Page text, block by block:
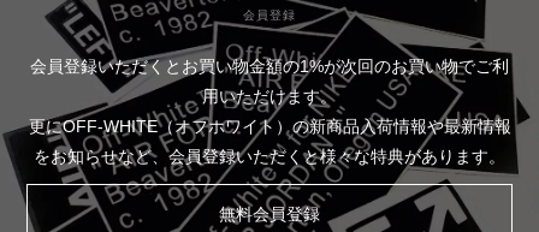
会員登録
会員登録いただくとお買い物金額の1%が次回のお買い物でご利
用いただけます。
更にOFF-WHITE（オフホワイト）の新商品入荷情報や最新情報
をお知らせなど、会員登録いただくと様々な特典があります。
無料会員登録